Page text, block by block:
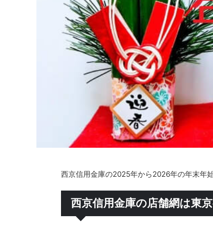
西京信用金庫の2025年から2026年の年末年
西京信用金庫の店舗網は東